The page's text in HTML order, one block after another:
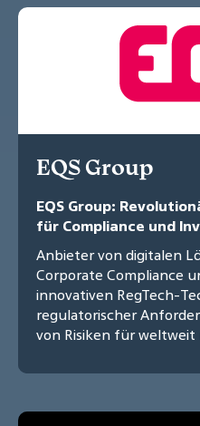
EQS Group
EQS Group:
für Compliance und
Anbieter von digitalen
Corporate Compliance
innovativen RegTech-
regulatorischer
von Risiken für weltweit